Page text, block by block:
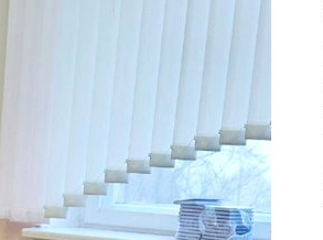
Редакция "ДВ"
Правила использования материалов
Электронные обращения